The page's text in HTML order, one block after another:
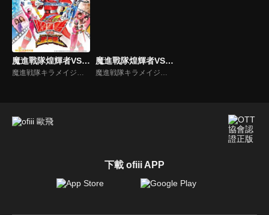
魔進戰隊煌輝者VS龍裝者(中文版)
魔進戦隊キラメイジャーVSリュウソウジャー
魔進戰隊煌輝者VS龍裝者
魔進戦隊キラメイジャーVSリュウソウジャー
下載 ofiii APP